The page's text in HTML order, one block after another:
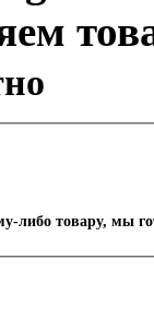
либо товару, мы